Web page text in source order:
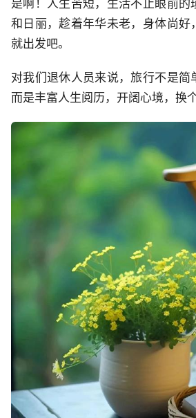
是啊！人生苦短，生活不止眼前的
和日丽，趁着年华未老，身体尚好
就出发吧。
对我们退休人员来说，旅行不是简
而是丰富人生阅历，开阔心境，换